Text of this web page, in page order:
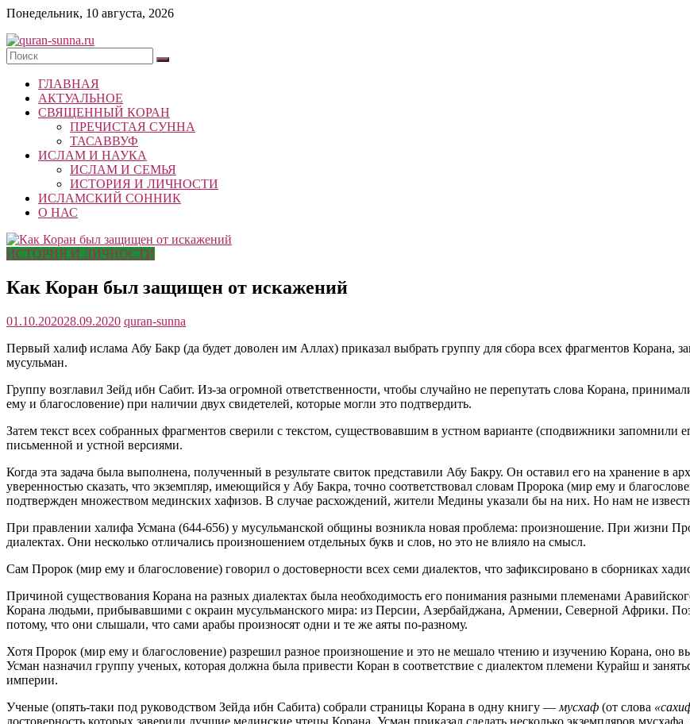
Skip
content
Понедельник, 10 августа, 2026
quran-
sunna.ru
«Центр
исследований
Республики
Татарстан
ГЛАВНАЯ
АКТУАЛЬНОЕ
СВЯЩЕННЫЙ КОРАН
ПРЕЧИСТАЯ СУННА
ТАСАВВУФ
ИСЛАМ И НАУКА
ИСЛАМ И СЕМЬЯ
ИСТОРИЯ И ЛИЧНОСТИ
ИСЛАМСКИЙ СОННИК
О НАС
ИСТОРИЯ И ЛИЧНОСТИ
Как Коран был защищен от искажений
01.10.202028.09.2020 quran-sunna
Первый халиф ислама Абу Бакр (да будет доволен им Аллах) приказал выбрать группу для сбора всех фрагментов Корана,
мусульман.
Группу возглавил Зейд ибн Сабит. Из-за огромной ответственности, чтобы случайно не перепутать слова Корана,
ему и благословение) при наличии двух свидетелей, которые могли это подтвердить.
Затем текст всех собранных фрагментов сверили с текстом, существовавшим в устном варианте (сподвижники запомнили
письменной и устной версиями.
Когда эта задача была выполнена, полученный в результате свиток представили Абу Бакру. Он оставил его на хранение в
уверенностью сказать, что экземпляр, имеющийся у Абу Бакра, точно соответствовал словам Пророка (мир ему и
подтвержден множеством мединских хафизов. В случае расхождений, жители Медины указали бы на них. Но нам не
При правлении халифа Усмана (644-656) у мусульманской общины возникла новая проблема: произношение. При жизни
диалектах. Они несколько отличались произношением отдельных букв и слов, но это не влияло на смысл.
Сам Пророк (мир ему и благословение) говорил о достоверности всех семи диалектов, что зафиксировано в сборниках
Причиной существования Корана на разных диалектах была необходимость его понимания разными племенами
Корана людьми, прибывавшими с окраин мусульманского мира: из Персии, Азербайджана, Армении, Северной Африки.
потому, что они слышали, что сами арабы произносят одни и те же аяты по-разному.
Хотя Пророк (мир ему и благословение) разрешил разное произношение и это не мешало чтению и изучению Корана, оно
Усман назначил группу ученых, которая должна была привести Коран в соответствие с диалектом племени Курайш и
империи.
Ученые (опять-таки под руководством Зейда ибн Сабита) собрали страницы Корана в одну книгу — мусхаф (от слова
достоверность которых заверили лучшие мединские чтецы Корана. Усман приказал сделать несколько экземпляров